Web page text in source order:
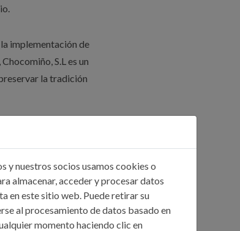
implementación de
S.L es un
la tradición
oportunidad para
el resultado
y nuestros socios usamos cookies o
almacenar, acceder y procesar datos
en este sitio web. Puede retirar su
al procesamiento de datos basado en
momento haciendo clic en